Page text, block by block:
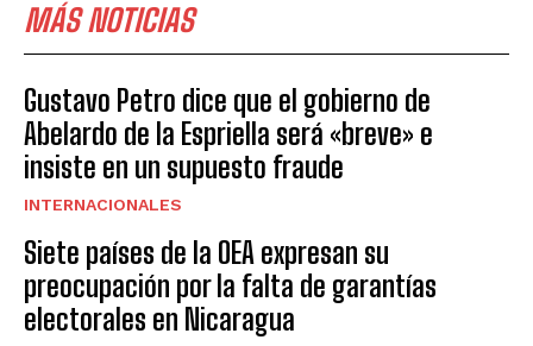
MÁS NOTICIAS
Gustavo Petro dice que el gobierno de
Abelardo de la Espriella será «breve» e
insiste en un supuesto fraude
INTERNACIONALES
Siete países de la OEA expresan su
preocupación por la falta de garantías
electorales en Nicaragua